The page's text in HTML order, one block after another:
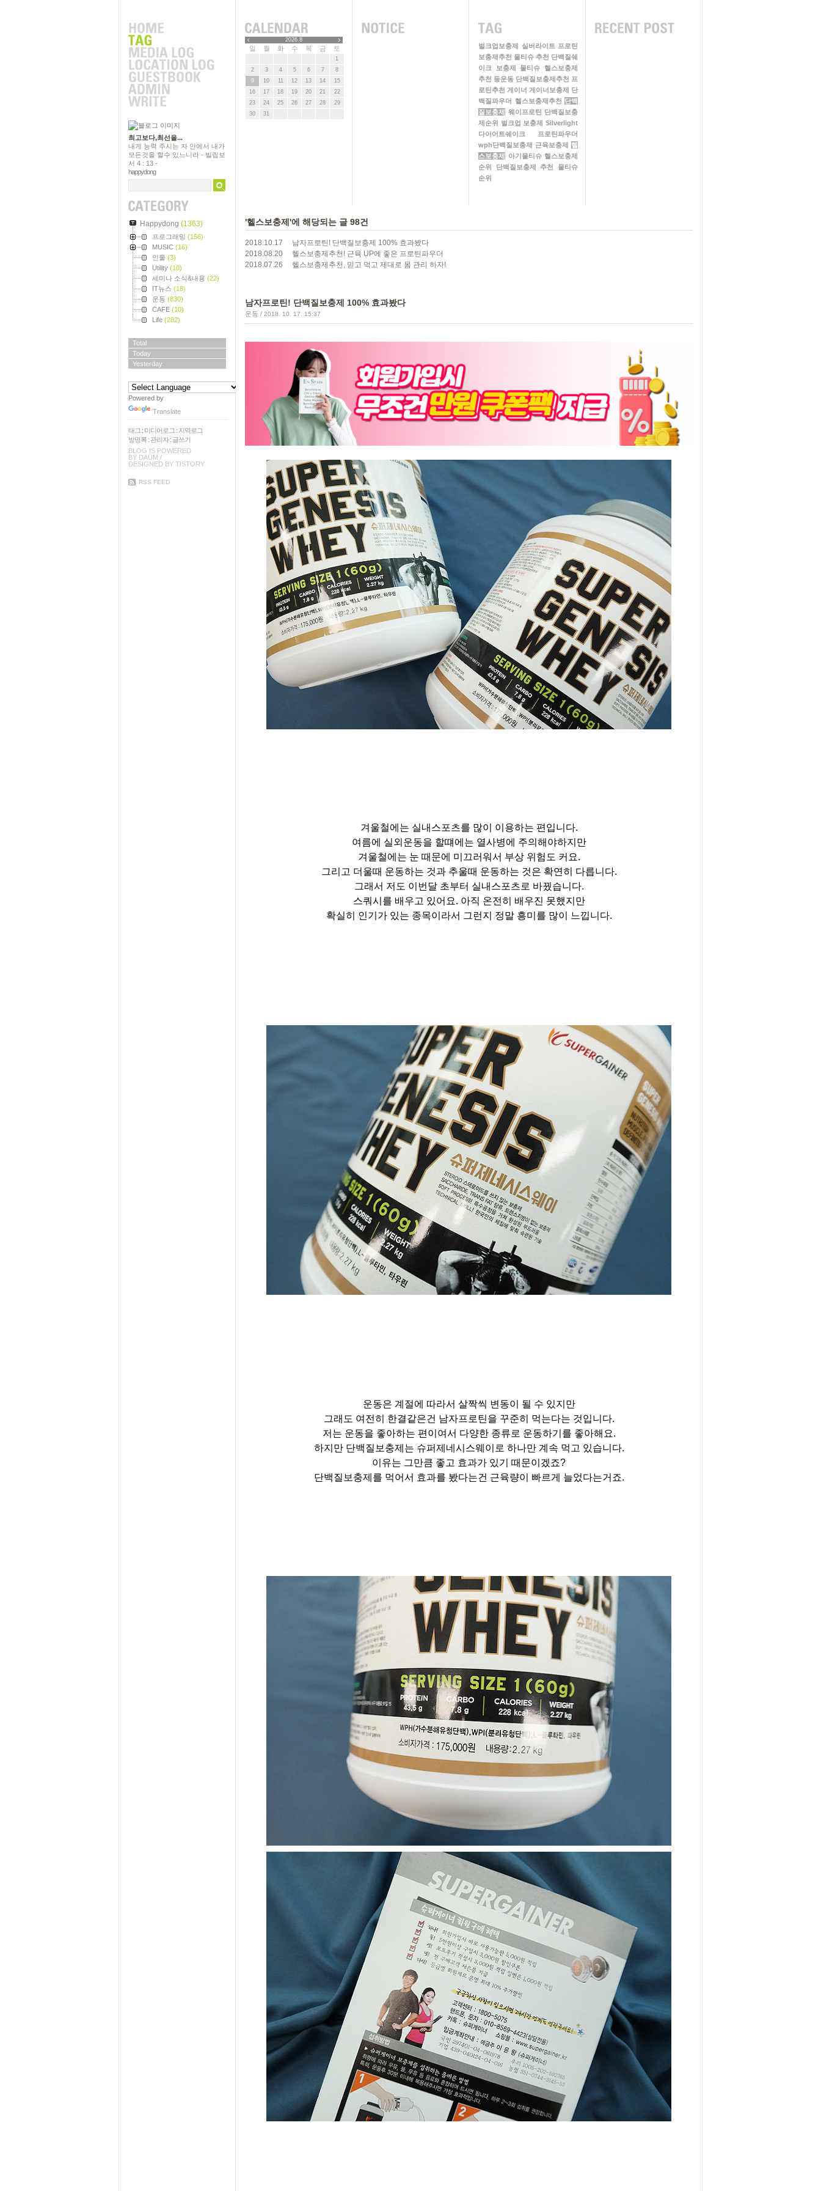
최고보다,최선을...
내게 능력 주시는 자 안에서 내가
모든것을 할수 있느니라 - 빌립보
서 4 : 13 -
happydong
Happydong (1363)
프로그래밍 (156)
MUSIC (16)
인물 (3)
Utility (10)
세미나 소식&내용 (22)
IT뉴스 (18)
운동 (830)
CAFE (10)
Life (282)
Total
Today
Yesterday
Powered by
Translate
태그 : 미디어로그 : 지역로그
방명록 : 관리자: 글쓰기
BLOG IS POWERED
BY DAUM /
DESIGNED BY TISTORY
RSS FEED
2026.8
일 월 화 수 목 금 토
1
2
3 4 5 6 7
8
9
10 11 12 13 14
15
16
17 18 19 20 21
22
23
24 25 26 27 28
29
30
31
벌크업보충제 실버라이트 프로틴
보충제추천 물티슈 추천 단백질쉐
이크
보충제 물티슈 헬스보충제
추천 등운동 단백질보충제추천 프
로틴추천 게이너 게이너보충제 단
백질파우더 헬스보충제추천 단백
질보충제
웨이프로틴 단백질보충
제순위 벌크업 보충제 Silverlight
다이어트쉐이크
프로틴파우더
wph단백질보충제 근육보충제 헬
스보충제
아기물티슈 헬스보충제
순위
단백질보충제 추천
물티슈
순위
'헬스보충제'에 해당되는 글 98건
2018.10.17
남자프로틴! 단백질보충제 100% 효과봤다
2018.08.20
헬스보충제추천! 근육 UP에 좋은 프로틴파우더
2018.07.26
헬스보충제추천, 믿고 먹고 제대로 몸 관리 하자!
남자프로틴! 단백질보충제 100% 효과봤다
운동 / 2018. 10. 17. 15:37
겨울철에는 실내스포츠를 많이 이용하는 편입니다.
여름에 실외운동을 할떄에는 열사병에 주의해야하지만
겨울철에는 눈 때문에 미끄러워서 부상 위험도 커요.
그리고 더울때 운동하는 것과 추울때 운동하는 것은 확연히 다릅니다.
그래서 저도 이번달 초부터 실내스포츠로 바꿨습니다.
스쿼시를 배우고 있어요. 아직 온전히 배우진 못했지만
확실히 인기가 있는 종목이라서 그런지 정말 흥미를 많이 느낍니다.
운동은 계절에 따라서 살짝씩 변동이 될 수 있지만
그래도 여전히 한결같은건 남자프로틴을 꾸준히 먹는다는 것입니다.
저는 운동을 좋아하는 편이여서 다양한 종류로 운동하기를 좋아해요.
하지만 단백질보충제는 슈퍼제네시스웨이로 하나만 계속 먹고 있습니다.
이유는 그만큼 좋고 효과가 있기 때문이겠죠?
단백질보충제를 먹어서 효과를 봤다는건 근육량이 빠르게 늘었다는거죠.